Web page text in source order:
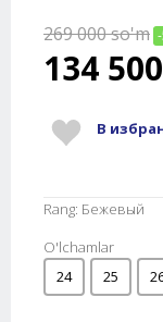
269 000so'm
134 500
В
Rang: Бежевый
O'lchamlar
24
25